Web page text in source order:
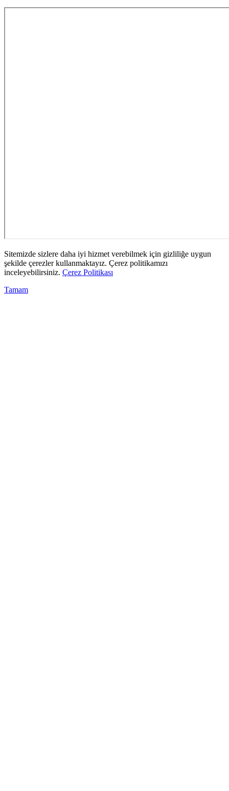
Sitemizde sizlere daha iyi hizmet verebilmek için gizliliğe uygun
şekilde çerezler kullanmaktayız. Çerez politikamızı
inceleyebilirsiniz. Çerez Politikası
Tamam